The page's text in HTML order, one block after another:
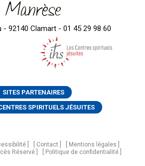
Manrèse
- 92140 Clamart - 01 45 29 98 60
SITES PARTENAIRES
SPIRITUELS JÉSUITES
Contact
Mentions légales
Réservé Politique de confidentialité